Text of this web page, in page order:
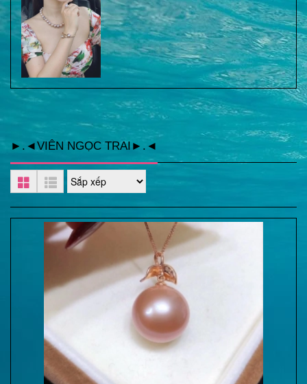
►.◄VIÊN NGỌC TRAI►.◄